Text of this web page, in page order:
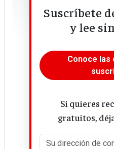
2026/Suscríbete
y lee
Conoce las
Si quieres
gratuitos,